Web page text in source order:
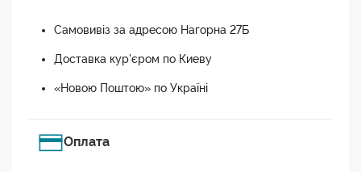
Самовивіз за адресою Нагорна 27Б
Доставка кур'єром по Киеву
«Новою Поштою» по Україні
Оплата